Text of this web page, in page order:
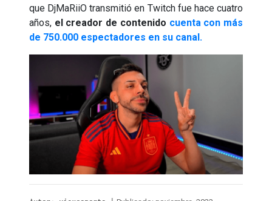
que DjMaRiiO transmitió en Twitch fue hace cuatro
años, el creador de contenido cuenta con más
de 750.000 espectadores en su canal.